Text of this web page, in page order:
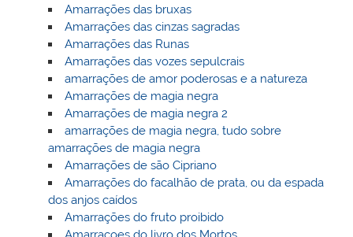
Amarrações das bruxas
Amarrações das cinzas sagradas
Amarrações das Runas
Amarrações das vozes sepulcrais
amarrações de amor poderosas e a natureza
Amarrações de magia negra
Amarrações de magia negra 2
amarrações de magia negra, tudo sobre
amarrações de magia negra
Amarrações de são Cipriano
Amarrações do facalhão de prata, ou da espada
dos anjos caídos
Amarrações do fruto proibido